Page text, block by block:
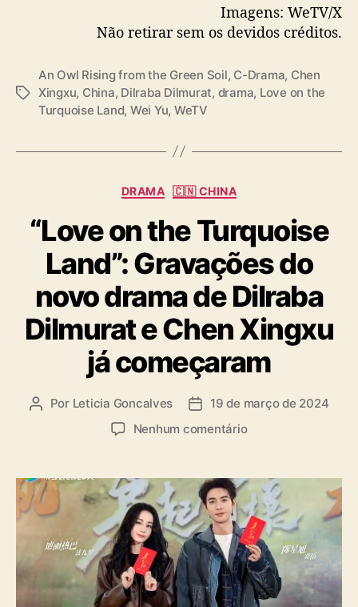
a
n
a
d
t
r
e
i
a
— WeTV.Official (@WeTVOfficial)November
Imagens: WeTV/X
Não retirar sem os devidos créditos.
T
An Owl Rising from the Green Soil, C-Drama, Chen
Xingxu, China, Dilraba Dilmurat, drama, Love on the
Turquoise Land, Wei Yu, WeTV
C
t
e
g
o
r
i
a
DRAMA 🇨🇳 CHINA
“Love on the Turquoise
Land”: Gravações do
novo drama de Dilraba
Dilmurat e Chen Xingxu
já começaram
A
r
d
o
s
Por Leticia Goncalves
D
d
e
p
u
b
c
19 de março de 2024
Nenhum comentárioe
L
o
v
e
o
n
t